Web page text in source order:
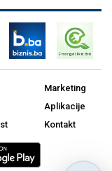
Marketing
Aplikacije
Kontakt